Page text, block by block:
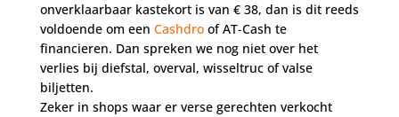
onverklaarbaar kastekort is van € 38, dan is dit reeds
voldoende om een Cashdroof AT-Cash te
financieren. Dan spreken we nog niet over het
verlies bij diefstal, overval, wisseltruc of valse
biljetten.
Zeker in shops waar er verse gerechten verkocht